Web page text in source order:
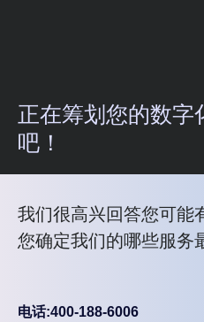
正在筹划您的数字
吧！
我们很高兴回答您可能
您确定我们的哪些服务
电话:400-188-6006